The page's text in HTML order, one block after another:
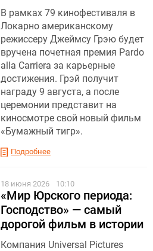
В рамках 79 кинофестиваля в
Локарно американскому
режиссеру Джеймсу Грэю будет
вручена почетная премия Pardo
alla Carriera за карьерные
достижения. Грэй получит
награду 9 августа, а после
церемонии представит на
киносмотре свой новый фильм
«Бумажный тигр».
Подробнее
18 июня 2026 10:10
«Мир Юрского периода:
Господство» — самый
дорогой фильм в истории
Компания Universal Pictures